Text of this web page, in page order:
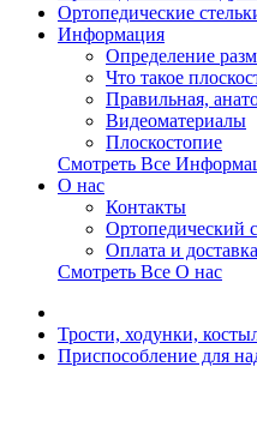
Ортопедические
Информация
Определение
Что такое
Правильная,
Видеоматериалы
Плоскостопие
Смотреть Все
О нас
Контакты
Ортопедический
Оплата и доставка
Смотреть Все О нас
Трости, ходунки,
Приспособление для